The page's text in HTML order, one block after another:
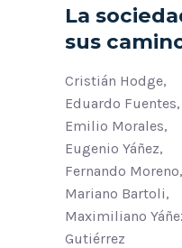
La
sus
Cristián Hodge,
Eduardo Fuentes,
Emilio Morales,
Eugenio Yáñez,
Fernando Moreno,
Mariano Bartoli,
Maximiliano
Gutiérrez